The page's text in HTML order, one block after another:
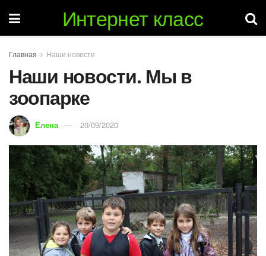
Интернет класс
Главная Наши новости
Наши новости. Мы в
зоопарке
Елена 20/09/2020